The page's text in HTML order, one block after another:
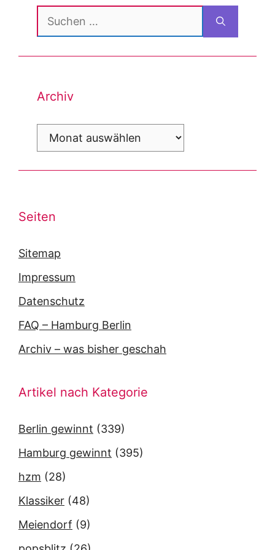
Suchen
nach:
Archiv
Archiv
Seiten
Sitemap
Impressum
Datenschutz
FAQ – Hamburg Berlin
Archiv – was bisher geschah
Artikel nach Kategorie
Berlin gewinnt (339)
Hamburg gewinnt (395)
hzm (28)
Klassiker (48)
Meiendorf (9)